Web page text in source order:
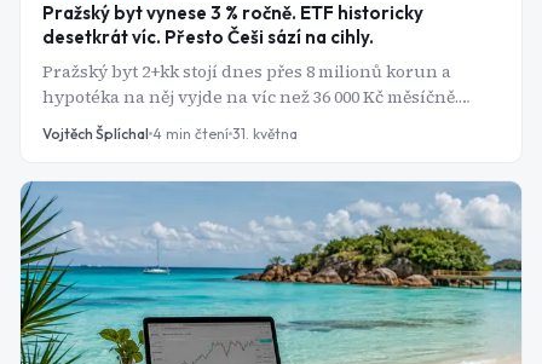
Pražský byt vynese 3 % ročně. ETF historicky
desetkrát víc. Přesto Češi sází na cihly.
Pražský byt 2+kk stojí dnes přes 8 milionů korun a
hypotéka na něj vyjde na víc než 36 000 Kč měsíčně.
Jenže průměrný čistý výnos z pronájmu v Praze se
pohybuje kolem 3 %. ETF kopírující S&P 500 přitom
oprav a výpadků obsazenosti. Tak proč Češi stále sází
na cihly?
Vojtěch Šplíchal 4 min čtení 31. května